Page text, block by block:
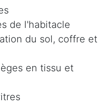
de l'habitacle
du sol, coffre et
en tissu et